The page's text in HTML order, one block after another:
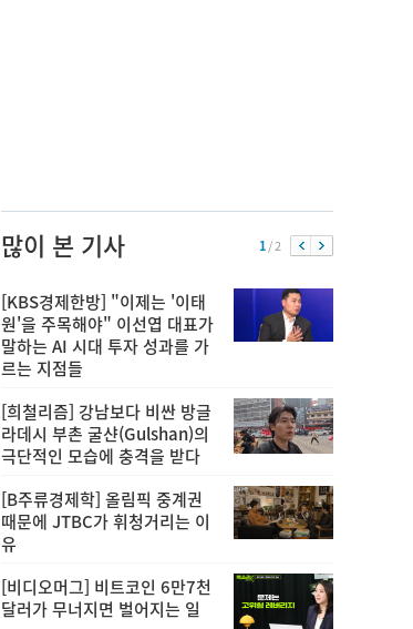
많이 본 기사 1/ 2
[KBS경제한방] "이제는 '이태
원'을 주목해야" 이선엽 대표가
말하는 AI 시대 투자 성과를 가
르는 지점들
[희철리즘] 강남보다 비싼 방글
라데시 부촌 굴샨(Gulshan)의
극단적인 모습에 충격을 받다
[B주류경제학] 올림픽 중계권
때문에 JTBC가 휘청거리는 이
유
[비디오머그] 비트코인 6만7천
달러가 무너지면 벌어지는 일